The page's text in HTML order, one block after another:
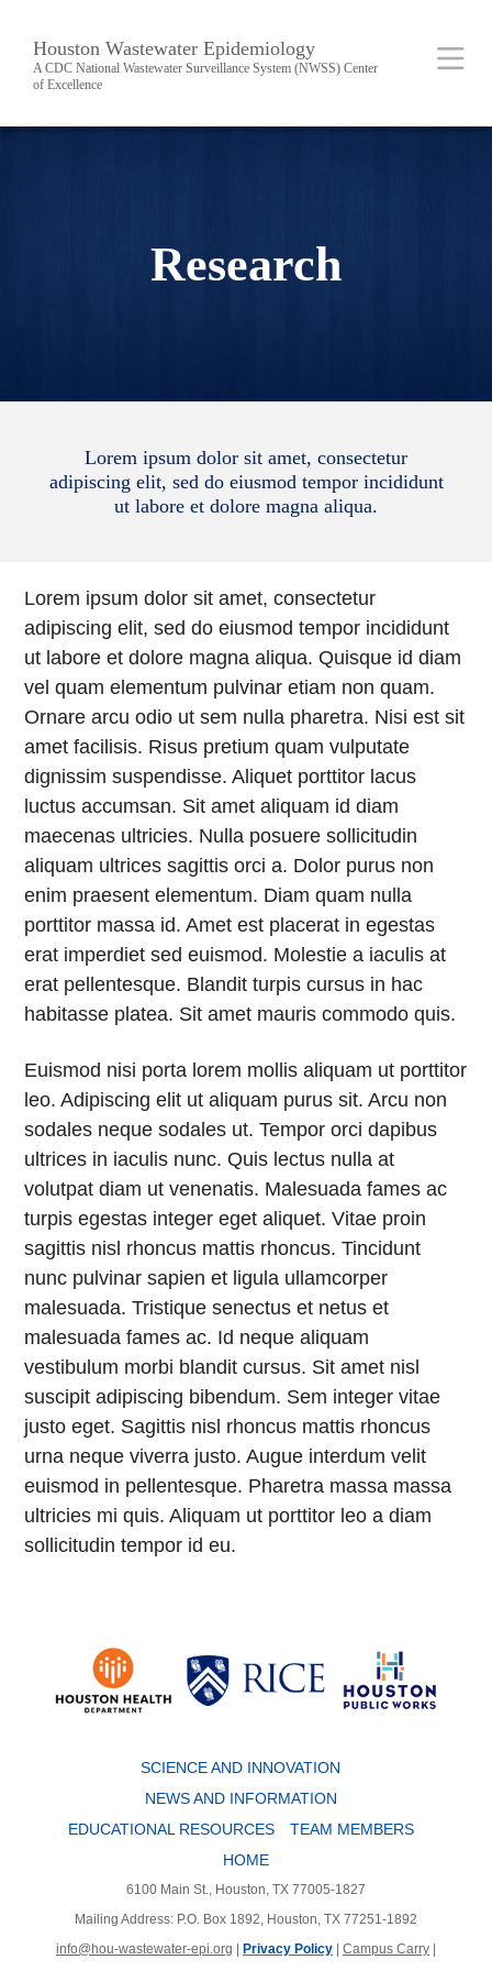
main
content
Body
Houston Wastewater Epidemiology
A CDC National Wastewater Surveillance System (NWSS) Center
of Excellence
Main
Nav
Research
Lorem ipsum dolor sit amet, consectetur
adipiscing elit, sed do eiusmod tempor incididunt
ut labore et dolore magna aliqua.
Lorem ipsum dolor sit amet, consectetur
adipiscing elit, sed do eiusmod tempor incididunt
ut labore et dolore magna aliqua. Quisque id diam
vel quam elementum pulvinar etiam non quam.
Ornare arcu odio ut sem nulla pharetra. Nisi est sit
amet facilisis. Risus pretium quam vulputate
dignissim suspendisse. Aliquet porttitor lacus
luctus accumsan. Sit amet aliquam id diam
maecenas ultricies. Nulla posuere sollicitudin
aliquam ultrices sagittis orci a. Dolor purus non
enim praesent elementum. Diam quam nulla
porttitor massa id. Amet est placerat in egestas
erat imperdiet sed euismod. Molestie a iaculis at
erat pellentesque. Blandit turpis cursus in hac
habitasse platea. Sit amet mauris commodo quis.
Euismod nisi porta lorem mollis aliquam ut porttitor
leo. Adipiscing elit ut aliquam purus sit. Arcu non
sodales neque sodales ut. Tempor orci dapibus
ultrices in iaculis nunc. Quis lectus nulla at
volutpat diam ut venenatis. Malesuada fames ac
turpis egestas integer eget aliquet. Vitae proin
sagittis nisl rhoncus mattis rhoncus. Tincidunt
nunc pulvinar sapien et ligula ullamcorper
malesuada. Tristique senectus et netus et
malesuada fames ac. Id neque aliquam
vestibulum morbi blandit cursus. Sit amet nisl
suscipit adipiscing bibendum. Sem integer vitae
justo eget. Sagittis nisl rhoncus mattis rhoncus
urna neque viverra justo. Augue interdum velit
euismod in pellentesque. Pharetra massa massa
ultricies mi quis. Aliquam ut porttitor leo a diam
sollicitudin tempor id eu.
SCIENCE AND INNOVATION
NEWS AND INFORMATION
EDUCATIONAL RESOURCES
TEAM MEMBERS
HOME
6100 Main St., Houston, TX 77005-1827
Mailing Address: P.O. Box 1892, Houston, TX 77251-1892
info@hou-wastewater-epi.org
Privacy Policy Campus Carry